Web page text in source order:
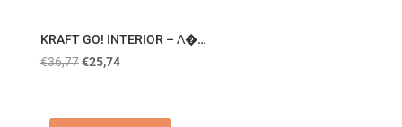
KRAFT GO! INTERIOR – Λ�…
€36,77 €25,74